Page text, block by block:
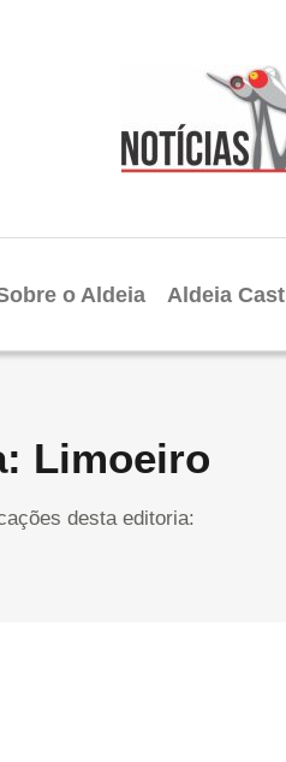
o Aldeia Aldeia Cast
Limoeiro
desta editoria: